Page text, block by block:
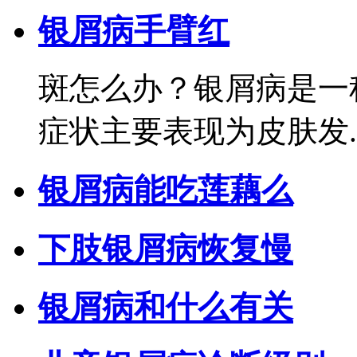
银屑病手臂红
斑怎么办？银屑病是
症状主要表现为皮肤发
银屑病能吃莲藕么
下肢银屑病恢复慢
银屑病和什么有关